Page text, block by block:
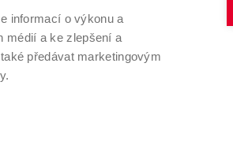
V BRNĚ
www.vut.cz
informací o výkonu a
médií a ke zlepšení a
předávat marketingovým